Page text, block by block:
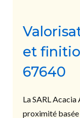
et
67640
La SARL
proximité basée